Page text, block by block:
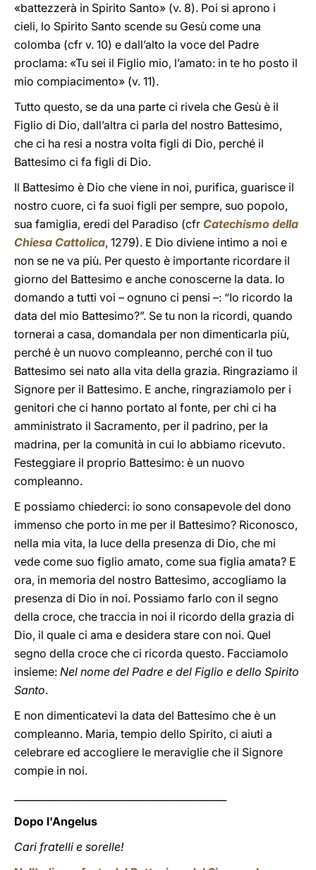
«battezzerà in Spirito Santo» (v. 8). Poi si aprono i
cieli, lo Spirito Santo scende su Gesù come una
colomba (cfr v. 10) e dall’alto la voce del Padre
proclama: «Tu sei il Figlio mio, l’amato: in te ho posto il
mio compiacimento» (v. 11).
Tutto questo, se da una parte ci rivela che Gesù è il
Figlio di Dio, dall’altra ci parla del nostro Battesimo,
che ci ha resi a nostra volta figli di Dio, perché il
Battesimo ci fa figli di Dio.
Il Battesimo è Dio che viene in noi, purifica, guarisce il
nostro cuore, ci fa suoi figli per sempre, suo popolo,
sua famiglia, eredi del Paradiso (cfr Catechismo della
Chiesa Cattolica, 1279). E Dio diviene intimo a noi e
non se ne va più. Per questo è importante ricordare il
giorno del Battesimo e anche conoscerne la data. Io
domando a tutti voi – ognuno ci pensi –: “Io ricordo la
data del mio Battesimo?”. Se tu non la ricordi, quando
tornerai a casa, domandala per non dimenticarla più,
perché è un nuovo compleanno, perché con il tuo
Battesimo sei nato alla vita della grazia. Ringraziamo il
Signore per il Battesimo. E anche, ringraziamolo per i
genitori che ci hanno portato al fonte, per chi ci ha
amministrato il Sacramento, per il padrino, per la
madrina, per la comunità in cui lo abbiamo ricevuto.
Festeggiare il proprio Battesimo: è un nuovo
compleanno.
E possiamo chiederci: io sono consapevole del dono
immenso che porto in me per il Battesimo? Riconosco,
nella mia vita, la luce della presenza di Dio, che mi
vede come suo figlio amato, come sua figlia amata? E
ora, in memoria del nostro Battesimo, accogliamo la
presenza di Dio in noi. Possiamo farlo con il segno
della croce, che traccia in noi il ricordo della grazia di
Dio, il quale ci ama e desidera stare con noi. Quel
segno della croce che ci ricorda questo. Facciamolo
insieme: Nel nome del Padre e del Figlio e dello Spirito
Santo.
E non dimenticatevi la data del Battesimo che è un
compleanno. Maria, tempio dello Spirito, ci aiuti a
celebrare ed accogliere le meraviglie che il Signore
compie in noi.
Dopo l'Angelus
Cari fratelli e sorelle!